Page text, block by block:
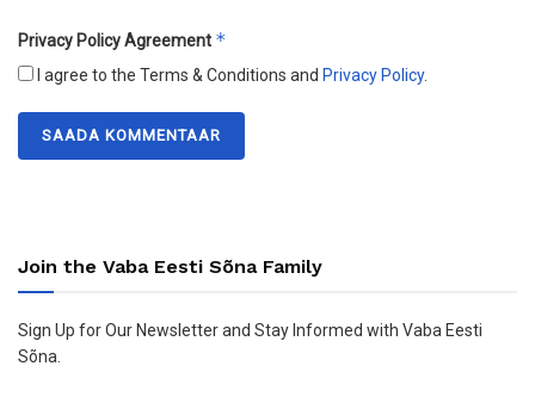
Privacy Policy Agreement *
I agree to the Terms & Conditions and Privacy Policy.
Join the Vaba Eesti Sõna Family
Sign Up for Our Newsletter and Stay Informed with Vaba Eesti
Sõna.